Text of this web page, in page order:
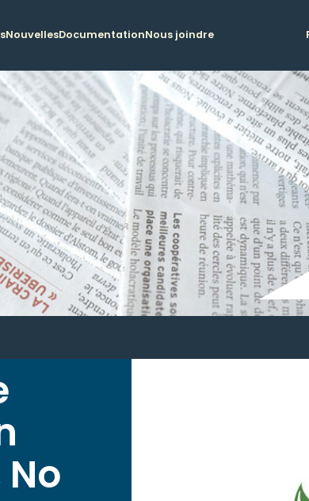
NouvellesDocumentationNous joindre